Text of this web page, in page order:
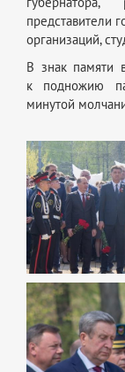
представители
организаций,
В знак памяти
к подножию
минутой